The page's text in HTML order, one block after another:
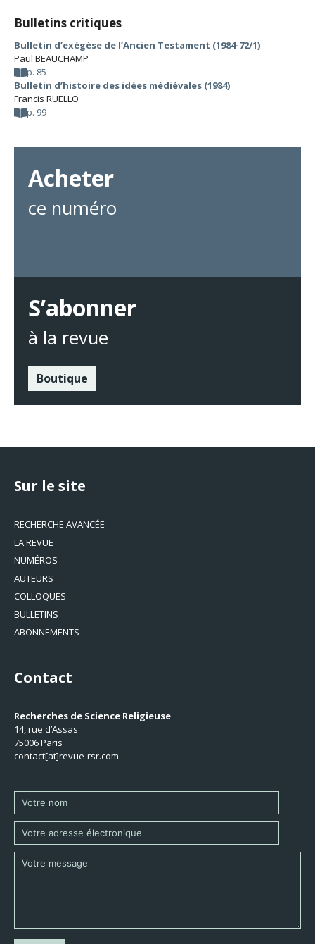
Bulletins critiques
Bulletin d’exégèse de l’Ancien Testament (1984-72/1)
Paul BEAUCHAMP
p. 85
Bulletin d’histoire des idées médiévales (1984)
Francis RUELLO
p. 99
Acheter
ce numéro
S’abonner
à la revue
Boutique
Sur le site
RECHERCHE AVANCÉE
LA REVUE
NUMÉROS
AUTEURS
COLLOQUES
BULLETINS
ABONNEMENTS
Contact
Recherches de Science Religieuse
14, rue d’Assas
75006 Paris
contact[at]revue-rsr.com